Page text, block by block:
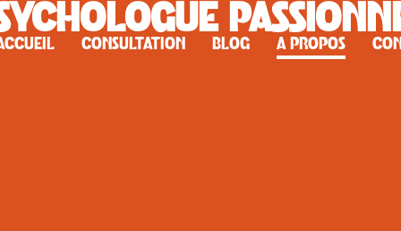
CONSULTATION BLOG A PROPOS